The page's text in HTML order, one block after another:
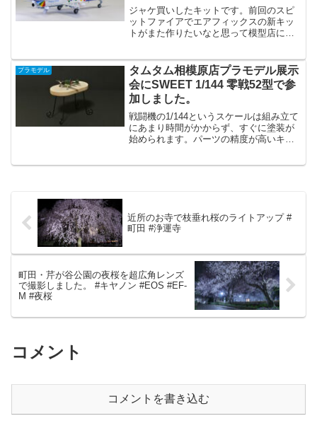
ャリティーズ ・トゥギャザー仕
様 #プラモデル
ジャケ買いしたキットです。前回のスピ
ットファイアでエアフィックスの新キッ
トがまた作りたいなと思って模型店に行
と、上面下面のツートンカラーになる
ブ...
プラモデル
タムタム相模原店プラモデル展示
会にSWEET 1/144 零戦52型で参
加しました。
戦闘機の1/144というスケールは組み立て
にあまり時間がかからず、すぐに塗装が
始められます。パーツの精度が高いキッ
近所のお寺で枝垂れ桜のライトアップ #
町田 #浄運寺
町田・芹が谷公園の夜桜を超広角レンズ
で撮影しました。 #キヤノン #EOS #EF-
M #夜桜
コメント
コメントを書き込む